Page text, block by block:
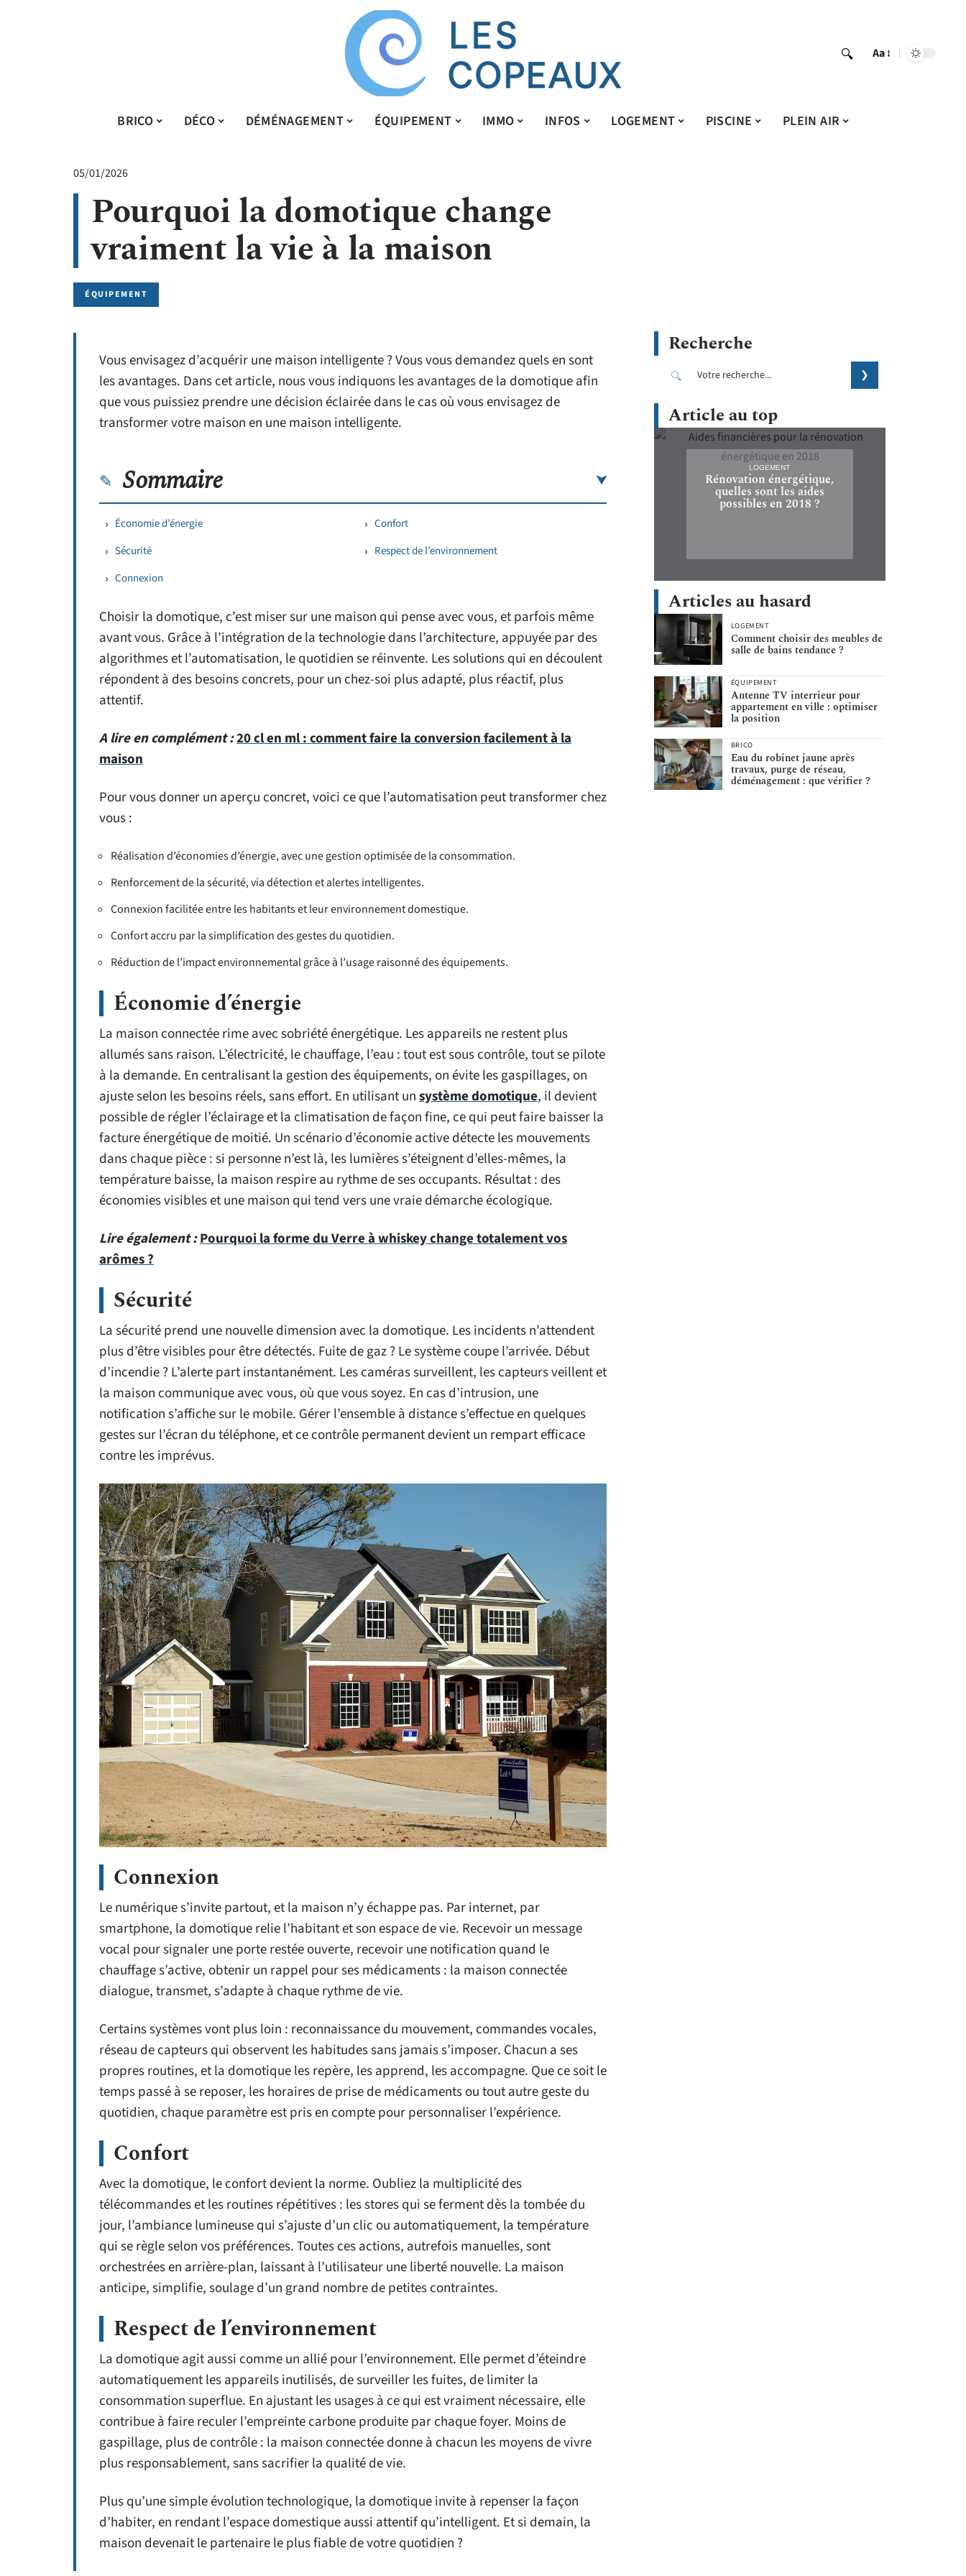
Aa
BRICO DÉCO DÉMÉNAGEMENT ÉQUIPEMENT IMMO INFOS LOGEMENT PISCINE PLEIN AIR
05/01/2026
Pourquoi la domotique change
vraiment la vie à la maison
ÉQUIPEMENT
Vous envisagez d’acquérir une maison intelligente ? Vous vous demandez quels en sont
les avantages. Dans cet article, nous vous indiquons les avantages de la domotique afin
que vous puissiez prendre une décision éclairée dans le cas où vous envisagez de
transformer votre maison en une maison intelligente.
Sommaire
Économie d’énergie
Sécurité
Connexion
Confort
Respect de l’environnement
Choisir la domotique, c’est miser sur une maison qui pense avec vous, et parfois même
avant vous. Grâce à l’intégration de la technologie dans l’architecture, appuyée par des
algorithmes et l’automatisation, le quotidien se réinvente. Les solutions qui en découlent
répondent à des besoins concrets, pour un chez-soi plus adapté, plus réactif, plus
attentif.
A lire en complément :20 cl en ml : comment faire la conversion facilement à la
maison
Pour vous donner un aperçu concret, voici ce que l’automatisation peut transformer chez
vous :
Réalisation d’économies d’énergie, avec une gestion optimisée de la consommation.
Renforcement de la sécurité, via détection et alertes intelligentes.
Connexion facilitée entre les habitants et leur environnement domestique.
Confort accru par la simplification des gestes du quotidien.
Réduction de l’impact environnemental grâce à l’usage raisonné des équipements.
Économie d’énergie
La maison connectée rime avec sobriété énergétique. Les appareils ne restent plus
allumés sans raison. L’électricité, le chauffage, l’eau : tout est sous contrôle, tout se pilote
à la demande. En centralisant la gestion des équipements, on évite les gaspillages, on
ajuste selon les besoins réels, sans effort. En utilisant unsystème domotique, il devient
possible de régler l’éclairage et la climatisation de façon fine, ce qui peut faire baisser la
facture énergétique de moitié. Un scénario d’économie active détecte les mouvements
dans chaque pièce : si personne n’est là, les lumières s’éteignent d’elles-mêmes, la
température baisse, la maison respire au rythme de ses occupants. Résultat : des
économies visibles et une maison qui tend vers une vraie démarche écologique.
Lire également :Pourquoi la forme du Verre à whiskey change totalement vos
arômes ?
Sécurité
La sécurité prend une nouvelle dimension avec la domotique. Les incidents n’attendent
plus d’être visibles pour être détectés. Fuite de gaz ? Le système coupe l’arrivée. Début
d’incendie ? L’alerte part instantanément. Les caméras surveillent, les capteurs veillent et
la maison communique avec vous, où que vous soyez. En cas d’intrusion, une
notification s’affiche sur le mobile. Gérer l’ensemble à distance s’effectue en quelques
gestes sur l’écran du téléphone, et ce contrôle permanent devient un rempart efficace
contre les imprévus.
Connexion
Le numérique s’invite partout, et la maison n’y échappe pas. Par internet, par
smartphone, la domotique relie l’habitant et son espace de vie. Recevoir un message
vocal pour signaler une porte restée ouverte, recevoir une notification quand le
chauffage s’active, obtenir un rappel pour ses médicaments : la maison connectée
dialogue, transmet, s’adapte à chaque rythme de vie.
Certains systèmes vont plus loin : reconnaissance du mouvement, commandes vocales,
réseau de capteurs qui observent les habitudes sans jamais s’imposer. Chacun a ses
propres routines, et la domotique les repère, les apprend, les accompagne. Que ce soit le
temps passé à se reposer, les horaires de prise de médicaments ou tout autre geste du
quotidien, chaque paramètre est pris en compte pour personnaliser l’expérience.
Confort
Avec la domotique, le confort devient la norme. Oubliez la multiplicité des
télécommandes et les routines répétitives : les stores qui se ferment dès la tombée du
jour, l’ambiance lumineuse qui s’ajuste d’un clic ou automatiquement, la température
qui se règle selon vos préférences. Toutes ces actions, autrefois manuelles, sont
orchestrées en arrière-plan, laissant à l’utilisateur une liberté nouvelle. La maison
anticipe, simplifie, soulage d’un grand nombre de petites contraintes.
Respect de l’environnement
La domotique agit aussi comme un allié pour l’environnement. Elle permet d’éteindre
automatiquement les appareils inutilisés, de surveiller les fuites, de limiter la
consommation superflue. En ajustant les usages à ce qui est vraiment nécessaire, elle
contribue à faire reculer l’empreinte carbone produite par chaque foyer. Moins de
gaspillage, plus de contrôle : la maison connectée donne à chacun les moyens de vivre
plus responsablement, sans sacrifier la qualité de vie.
Plus qu’une simple évolution technologique, la domotique invite à repenser la façon
d’habiter, en rendant l’espace domestique aussi attentif qu’intelligent. Et si demain, la
maison devenait le partenaire le plus fiable de votre quotidien ?
Recherche
Article au top
LOGEMENT
Rénovation énergétique,
quelles sont les aides
possibles en 2018 ?
Articles au hasard
LOGEMENT
Comment choisir des meubles de
salle de bains tendance ?
ÉQUIPEMENT
Antenne TV interrieur pour
appartement en ville : optimiser
la position
BRICO
Eau du robinet jaune après
travaux, purge de réseau,
déménagement : que vérifier ?